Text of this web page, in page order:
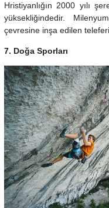
Hristiyanlığın 2000 yılı
yüksekliğindedir.
çevresine inşa edilen
7. Doğa Sporları